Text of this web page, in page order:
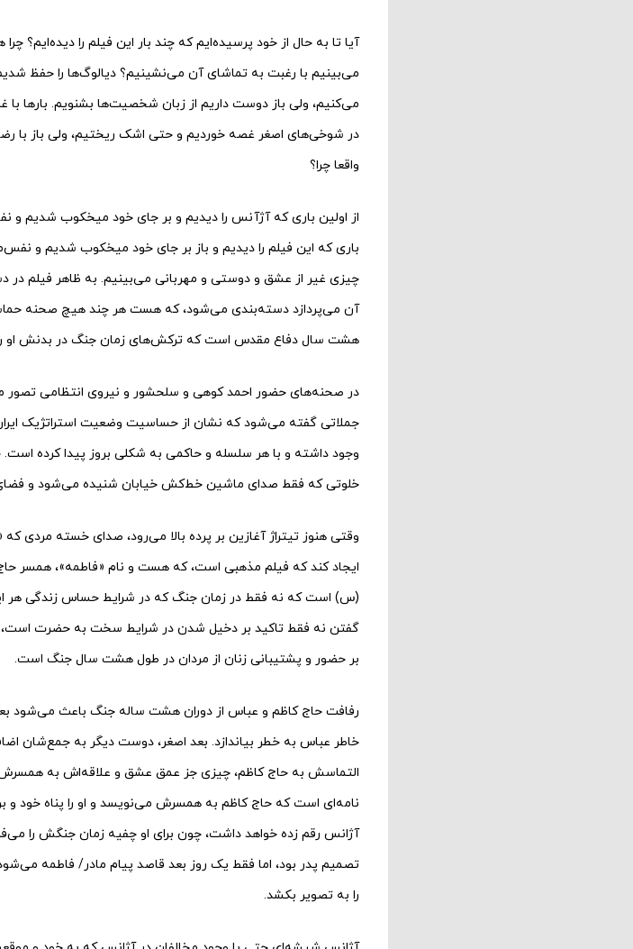
آیا تا به حال از خود پرسیده‌ایم که چند بار این فیلم را دیده‌ایم؟
می‌بینیم با رغبت به تماشای آن می‌نشینیم؟ دیالوگ‌ها را حفظ
می‌کنیم، ولی باز دوست داریم از زبان شخصیت‌ها بشنویم. بارها با
در شوخی‌های اصغر غصه خوردیم و حتی اشک ریختیم، ولی باز با
واقعا چرا؟
از اولین باری که آژآنس را دیدیم و بر جای خود میخکوب
باری که این فیلم را دیدیم و باز بر جای خود میخکوب شدیم و
چیزی غیر از عشق و دوستی و مهربانی می‌بینیم. به ظاهر فیلم در
آن می‌پردازد دسته‌بندی می‌شود، که هست هر چند هیچ صحنه
هشت سال دفاع مقدس است که ترکش‌های زمان جنگ در بدنش او را
در صحنه‌های حضور احمد کوهی و سلحشور و نیروی انتظامی
جملاتی گفته می‌شود که نشان از حساسیت وضعیت استراتژیک
وجود داشته و با هر سلسله و حاکمی به شکلی بروز پیدا کرده
خلوتی که فقط صدای ماشین خط‌کش خیابان شنیده می‌شود و فضای
وقتی هنوز تیتراژ آغازین بر پرده بالا می‌رود، صدای خسته
ایجاد کند که فیلم مذهبی است، که هست و نام «فاطمه»، همسر
(س) است که نه فقط در زمان جنگ که در شرایط حساس زندگی هر
گفتن نه فقط تاکید بر دخیل شدن در شرایط سخت به حضرت است،
بر حضور و پشتیبانی زنان از مردان در طول هشت سال جنگ است.
رفافت حاج کاظم و عباس از دوران هشت ساله جنگ باعث می‌شود
خاطر عباس به خطر بیاندازد. بعد اصغر، دوست دیگر به جمع‌شان
التماسش به حاج کاظم، چیزی جز عمق عشق و علاقه‌اش به
نامه‌ای است که حاج کاظم به همسرش می‌نویسد و او را پناه خود
آژانس رقم زده خواهد داشت، چون برای او چفیه زمان جنگش را
تصمیم پدر بود، اما فقط یک روز بعد قاصد پیام مادر/ فاطمه
را به تصویر بکشد.